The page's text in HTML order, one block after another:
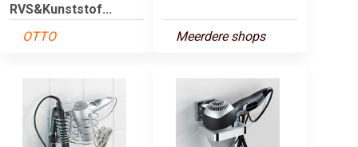
RVS&Kunststof...
OTTO
Meerdere shops